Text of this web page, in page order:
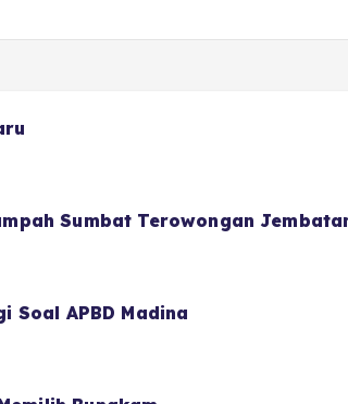
Sumbat Terowongan
Soal APBD Madina